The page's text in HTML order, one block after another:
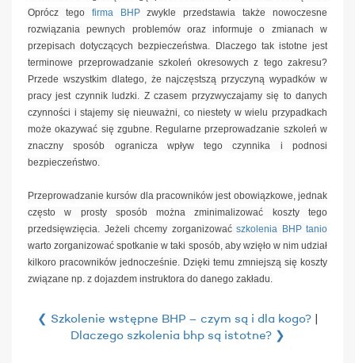
Oprócz tego firma BHPzwykle przedstawia także nowoczesne
rozwiązania pewnych problemów oraz informuje o zmianach w
przepisach dotyczących bezpieczeństwa. Dlaczego tak istotne jest
terminowe przeprowadzanie szkoleń okresowych z tego zakresu?
Przede wszystkim dlatego, że najczęstszą przyczyną wypadków w
pracy jest czynnik ludzki. Z czasem przyzwyczajamy się to danych
czynności i stajemy się nieuważni, co niestety w wielu przypadkach
może okazywać się zgubne. Regularne przeprowadzanie szkoleń w
znaczny sposób ogranicza wpływ tego czynnika i podnosi
bezpieczeństwo.
Przeprowadzanie kursów dla pracowników jest obowiązkowe, jednak
często w prosty sposób można zminimalizować koszty tego
przedsięwzięcia. Jeżeli chcemy zorganizować szkolenia BHP tanio
warto zorganizować spotkanie w taki sposób, aby wzięło w nim udział
kilkoro pracowników jednocześnie. Dzięki temu zmniejszą się koszty
związane np. z dojazdem instruktora do danego zakładu.
❮ Szkolenie wstępne BHP – czym są i dla kogo?|
Dlaczego szkolenia bhp są istotne? ❯